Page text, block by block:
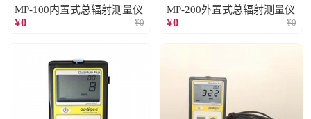
MP-100内置式总辐射测量仪
¥0 ¥0
MP-200外置式总辐射测量仪
¥0 ¥0